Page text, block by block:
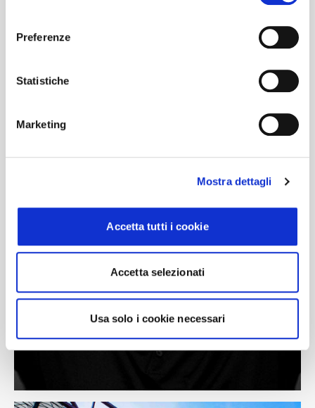
Preferenze
Statistiche
Marketing
Mostra dettagli
Accetta tutti i cookie
Accetta selezionati
Usa solo i cookie necessari